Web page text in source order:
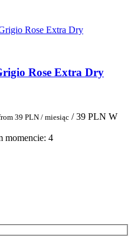
Rose Extra Dry
39 PLN / miesiąc / 39 PLN W
momencie: 4